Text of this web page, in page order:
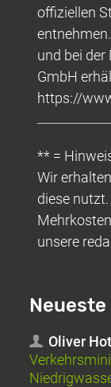
offiziellen
und bei
GmbH
https://
** =
Wir
diese
unsere
Oliver